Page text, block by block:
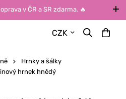
v ČR a SR zdarma. 🔥
dopravu kurýrem nebo do Z-
Reklamace zboží způsobené
CZK
Hrnky a šálky
hrnek hnědý